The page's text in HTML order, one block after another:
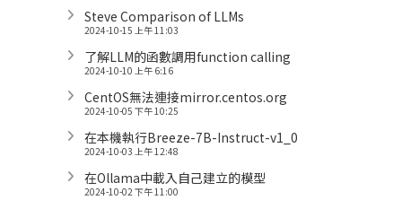
Steve Comparison of LLMs
2024-10-15 上午 11:03
了解LLM的函數調用function calling
2024-10-10 上午 6:16
CentOS無法連接mirror.centos.org
2024-10-05 下午 10:25
在本機執行Breeze-7B-Instruct-v1_0
2024-10-03 上午 12:48
在Ollama中載入自己建立的模型
2024-10-02 下午 11:00